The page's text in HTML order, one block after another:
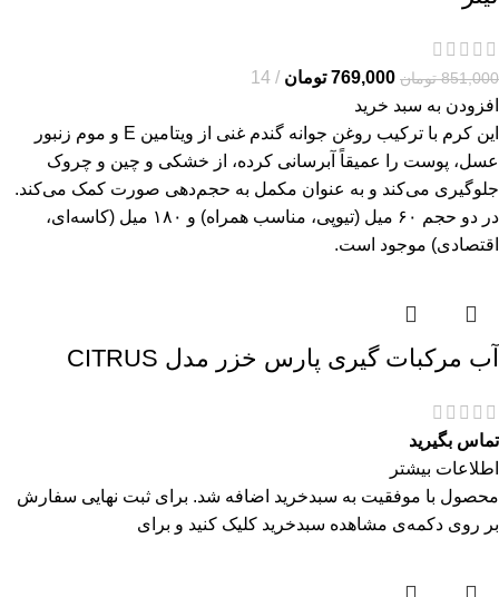
851,000 تومان 769,000 تومان
14
افزودن به سبد خرید
این کرم با ترکیب روغن جوانه گندم غنی از ویتامین E و موم زنبور
عسل، پوست را عمیقاً آبرسانی کرده، از خشکی و چین و چروک
جلوگیری می‌کند و به عنوان مکمل به حجم‌دهی صورت کمک می‌کند.
در دو حجم ۶۰ میل (تیوپی، مناسب همراه) و ۱۸۰ میل (کاسه‌ای،
اقتصادی) موجود است.
آب مرکبات گیری پارس خزر مدل CITRUS
تماس بگیرید
اطلاعات بیشتر
محصول با موفقیت به سبدخرید اضافه شد. برای ثبت نهایی سفارش
بر روی دکمه‌ی مشاهده سبدخرید کلیک کنید و برای